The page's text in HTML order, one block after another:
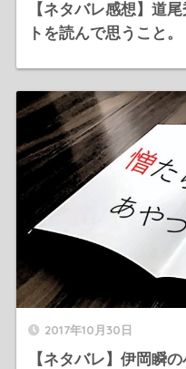
【ネタバレ感想】道
トを読んで思うこと。
2017年10月30日
【ネタバレ】伊岡瞬